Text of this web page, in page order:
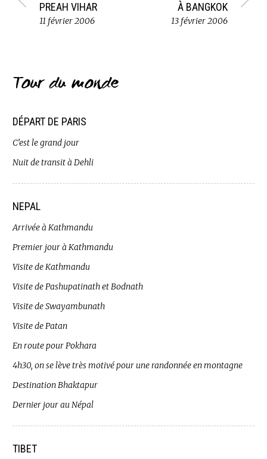
PREAH VIHAR
11 février 2006
À BANGKOK
13 février 2006
Tour du monde
DÉPART DE PARIS
C’est le grand jour
Nuit de transit à Dehli
NEPAL
Arrivée à Kathmandu
Premier jour à Kathmandu
Visite de Kathmandu
Visite de Pashupatinath et Bodnath
Visite de Swayambunath
Visite de Patan
En route pour Pokhara
4h30, on se lève très motivé pour une randonnée en montagne
Destination Bhaktapur
Dernier jour au Népal
TIBET